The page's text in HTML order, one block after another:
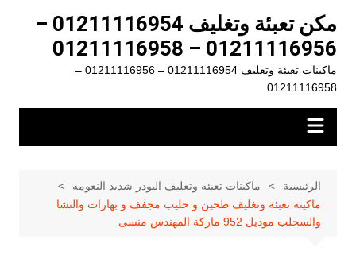
المحتوى
مكن تعبئة وتغليف 01211116954 –
01211116956 – 01211116958
ماكينات تعبئة وتغليف 01211116954 – 01211116956 –
01211116958
الرئيسية
ماكينات تعبئه وتغليف البودر شديد النعومه
ماكينة تعبئة وتغليف طحين و حليب مجفف و بهارات والنشا
والسحلب موديل 952 ماركة المهندس منسى